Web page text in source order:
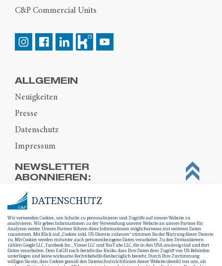
C&P Commercial Units
ALLGEMEIN
Neuigkeiten
Presse
Datenschutz
Impressum
NEWSLETTER
ABONNIEREN:
DATENSCHUTZ
Wir verwenden Cookies, um Inhalte zu personalisieren und Zugriffe auf unsere Website zu
analysieren. Wir geben Informationen zu der Verwendung unserer Website an unsere Partner für
Analysen weiter. Unsere Partner führen diese Informationen möglicherweise mit weiteren Daten
zusammen. Mit Klick auf „Cookies inkl. US-Dienste zulassen“ stimmen Sie der Nutzung dieser Dienste
zu. Mit Cookies werden mitunter auch personenbezogene Daten verarbeitet. Zu den Drittanbietern
zählen Google LLC, Facebook Inc., Vimeo LLC und YouTube LLC, die in den USA ansässig sind und dort
Daten verarbeiten. Dem EuGH nach besteht das Risiko, dass Ihre Daten dem Zugriff von US-Behörden
unterliegen und keine wirksame Rechtsbehelfe diesbezüglich besteht. Durch Ihre Zustimmung
willigen Sie ein, dass Cookies gemäß den Datenschutzrichtlinien dieser Website obwohl von uns, als